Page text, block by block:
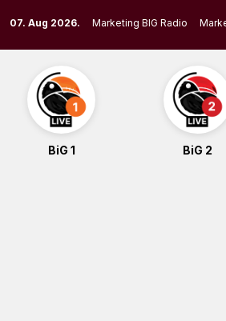
to
content
07. Aug 2026. Marketing BIG Radio
BiG 1 BiG 2